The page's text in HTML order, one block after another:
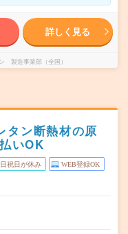
詳しく見る
製造事業部（全国）
タン断熱材の原
いOK
祝日が休み WEB登録OK